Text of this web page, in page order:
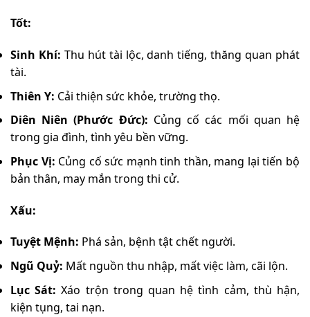
Tốt:
Sinh Khí: Thu hút tài lộc, danh tiếng, thăng quan phát
tài.
Thiên Y: Cải thiện sức khỏe, trường thọ.
Diên Niên (Phước Đức): Củng cố các mối quan hệ
trong gia đình, tình yêu bền vững.
Phục Vị: Củng cố sức mạnh tinh thần, mang lại tiến bộ
bản thân, may mắn trong thi cử.
Xấu:
Tuyệt Mệnh: Phá sản, bệnh tật chết người.
Ngũ Quỷ: Mất nguồn thu nhập, mất việc làm, cãi lộn.
Lục Sát: Xáo trộn trong quan hệ tình cảm, thù hận,
kiện tụng, tai nạn.